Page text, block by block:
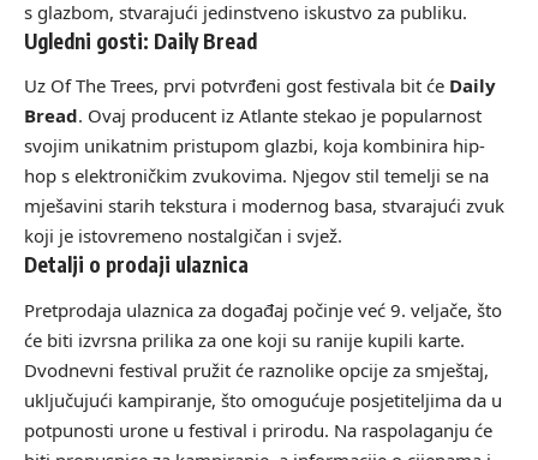
s glazbom, stvarajući jedinstveno iskustvo za publiku.
Ugledni gosti: Daily Bread
Uz Of The Trees, prvi potvrđeni gost festivala bit će Daily
Bread. Ovaj producent iz Atlante stekao je popularnost
svojim unikatnim pristupom glazbi, koja kombinira hip-
hop s elektroničkim zvukovima. Njegov stil temelji se na
mješavini starih tekstura i modernog basa, stvarajući zvuk
koji je istovremeno nostalgičan i svjež.
Detalji o prodaji ulaznica
Pretprodaja ulaznica za događaj počinje već 9. veljače, što
će biti izvrsna prilika za one koji su ranije kupili karte.
Dvodnevni festival pružit će raznolike opcije za smještaj,
uključujući kampiranje, što omogućuje posjetiteljima da u
potpunosti urone u festival i prirodu. Na raspolaganju će